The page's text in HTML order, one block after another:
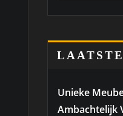
Unieke
Ambachtelijk